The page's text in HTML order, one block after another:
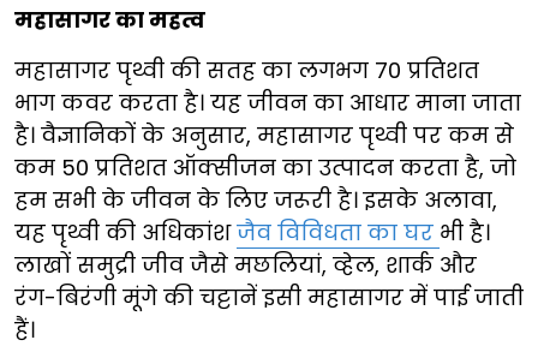
महासागर का महत्व
महासागर पृथ्वी की सतह का लगभग 70 प्रतिशत
भाग कवर करता है। यह जीवन का आधार माना जाता
है। वैज्ञानिकों के अनुसार, महासागर पृथ्वी पर कम से
कम 50 प्रतिशत ऑक्सीजन का उत्पादन करता है, जो
हम सभी के जीवन के लिए जरूरी है। इसके अलावा,
यह पृथ्वी की अधिकांशजैव विविधता का घर भी है।
लाखों समुद्री जीव जैसे मछलियां, व्हेल, शार्क और
रंग-बिरंगी मूंगे की चट्टानें इसी महासागर में पाई जाती
हैं।